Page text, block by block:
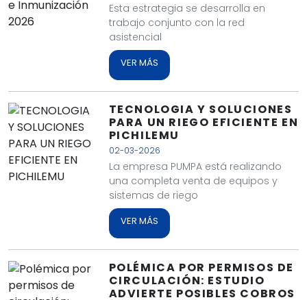
Esta estrategia se desarrolla en
trabajo conjunto con la red
asistencial
VER MÁS
TECNOLOGIA Y SOLUCIONES
PARA UN RIEGO EFICIENTE EN
PICHILEMU
02-03-2026
La empresa PUMPA está realizando
una completa venta de equipos y
sistemas de riego
VER MÁS
POLÉMICA POR PERMISOS DE
CIRCULACIÓN: ESTUDIO
ADVIERTE POSIBLES COBROS